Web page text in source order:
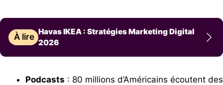
À lire
Havas IKEA : Stratégies Marketing Digital
2026
Podcasts : 80 millions d’Américains écoutent des